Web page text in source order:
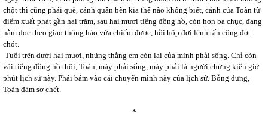
chột thì cũng phải què, cánh quân bên kia thế nào không biết, cánh của Toàn từ
điểm xuất phát gần hai trăm, sau hai mươi tiếng đồng hồ, còn hơn ba chục, đang
nằm dọc theo giao thông hào vừa chiếm được, hồi hộp đợi lệnh tấn công đợt
chót.
Tuổi trên dưới hai mươi, những thằng em còn lại của mình phải sống. Chỉ còn
vài tiếng đồng hồ thôi, Toàn, mày phải sống, mày phải là người chứng kiến giờ
phút lịch sử này. Phải bám vào cái chuyển mình này của lịch sử. Bỗng dưng,
Toàn đâm sợ chết.
*